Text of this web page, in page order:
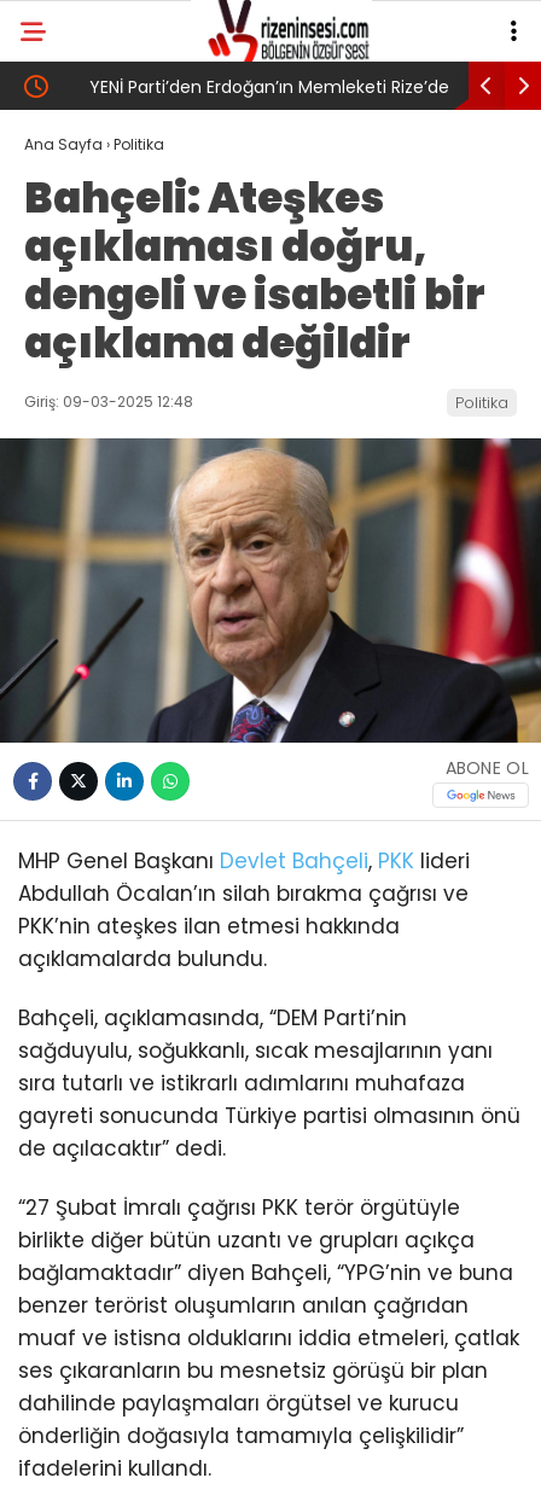
YENİ Parti’den Erdoğan’ın Memleketi Rize’de
Gövde Gösterisi: Üç İlçede Peş Peşe Açılış
SAYIN
Ana Sayfa ›Politika
Bahçeli: Ateşkes
açıklaması doğru,
dengeli ve isabetli bir
açıklama değildir
Giriş: 09-03-2025 12:48 Politika
ABONE OL
MHP Genel Başkanı Devlet Bahçeli, PKK lideri
Abdullah Öcalan’ın silah bırakma çağrısı ve
PKK’nin ateşkes ilan etmesi hakkında
açıklamalarda bulundu.
Bahçeli, açıklamasında, “DEM Parti’nin
sağduyulu, soğukkanlı, sıcak mesajlarının yanı
sıra tutarlı ve istikrarlı adımlarını muhafaza
gayreti sonucunda Türkiye partisi olmasının önü
de açılacaktır” dedi.
“27 Şubat İmralı çağrısı PKK terör örgütüyle
birlikte diğer bütün uzantı ve grupları açıkça
bağlamaktadır” diyen Bahçeli, “YPG’nin ve buna
benzer terörist oluşumların anılan çağrıdan
muaf ve istisna olduklarını iddia etmeleri, çatlak
ses çıkaranların bu mesnetsiz görüşü bir plan
dahilinde paylaşmaları örgütsel ve kurucu
önderliğin doğasıyla tamamıyla çelişkilidir”
ifadelerini kullandı.